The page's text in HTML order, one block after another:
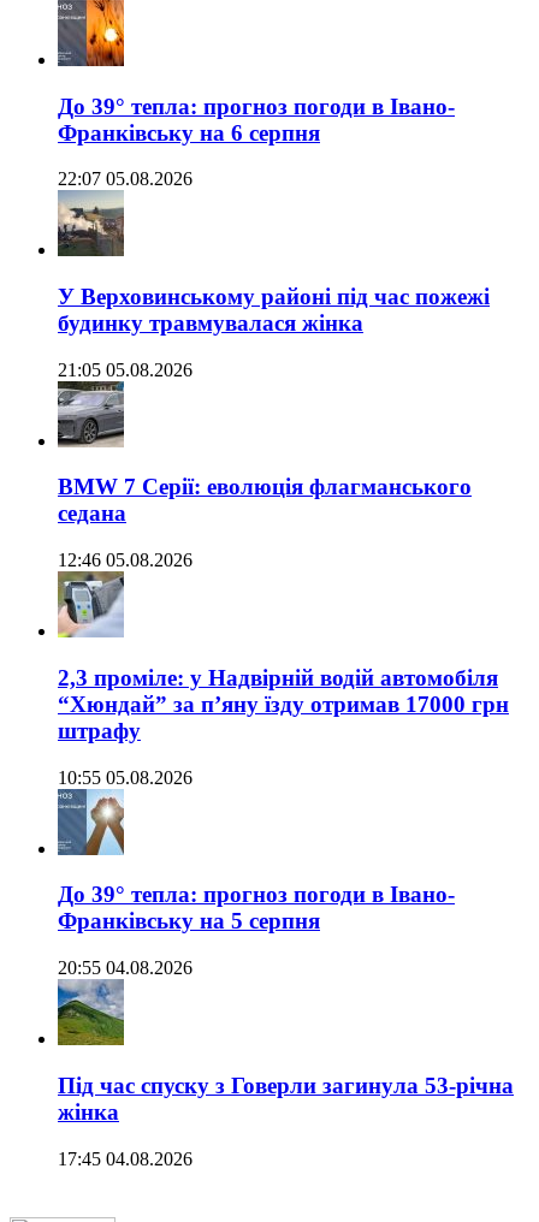
До 39° тепла: прогноз погоди в Івано-
Франківську на 6 серпня
22:07 05.08.2026
У Верховинському районі під час пожежі
будинку травмувалася жінка
21:05 05.08.2026
BMW 7 Серії: еволюція флагманського
седана
12:46 05.08.2026
2,3 проміле: у Надвірній водій автомобіля
“Хюндай” за п’яну їзду отримав 17000 грн
штрафу
10:55 05.08.2026
До 39° тепла: прогноз погоди в Івано-
Франківську на 5 серпня
20:55 04.08.2026
Під час спуску з Говерли загинула 53-річна
жінка
17:45 04.08.2026